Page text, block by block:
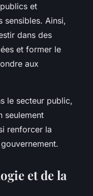
et
sensibles. Ainsi,
dans des
et former le
aux
le secteur public,
seulement
renforcer la
et de la